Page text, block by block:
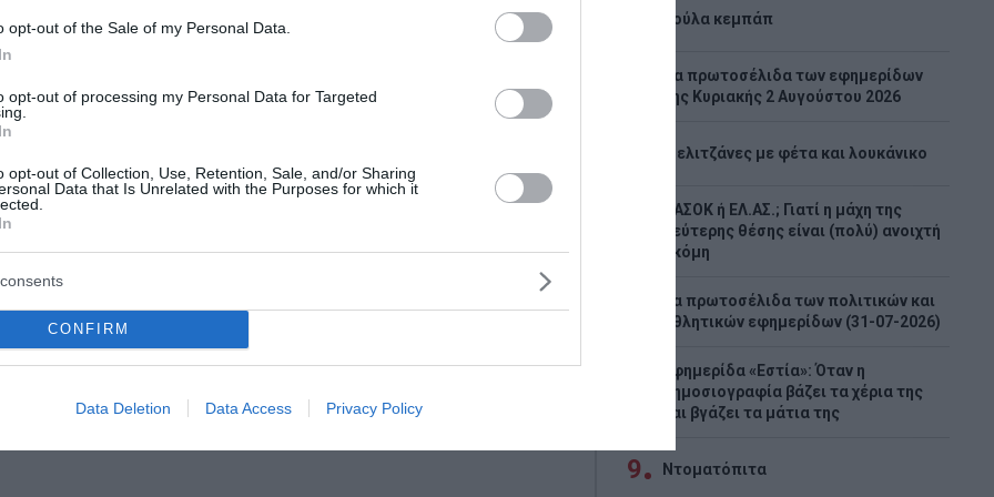
opt-out of the Sale of my Personal Data.
opt-out of processing my Personal Data for Targeted
opt-out of Collection, Use, Retention, Sale, and/or Sharing
Data that Is Unrelated with the Purposes for which it
CONFIRM
Data Deletion Data Access Privacy Policy
325
στις πυρόπληκτες
– «Κόκκινα» 118
τις πρόσφατες
με εντατικούς
Διεύθυνση
φωτιά στη Σκύρο
Συνελήφθη το βράδυ της Πέμπτης από
Πυροσβεστικής 63χρονη ως υπαίτια της
πυρκαγιάς που ξέσπασε από γεννήτρια
που χρησιμοποιούσε για να λειτουργεί
Λούλα κεμπάπ
Tα πρωτοσέλιδα των εφημερίδων
της Κυριακής 2 Αυγούστου 2026
Μελιτζάνες με φέτα και λουκάνικο
ΠΑΣΟΚ ή ΕΛ.ΑΣ.; Γιατί η μάχη της
δεύτερης θέσης είναι (πολύ) ανοιχτή
ακόμη
Τα πρωτοσέλιδα των πολιτικών και
αθλητικών εφημερίδων (31-07-2026)
Εφημερίδα «Εστία»: Όταν η
δημοσιογραφία βάζει τα χέρια της
και βγάζει τα μάτια της
9 Ντοματόπιτα